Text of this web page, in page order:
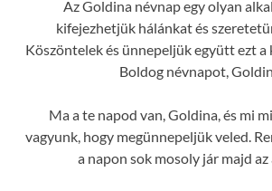
Az Goldina névnap egy olyan
kifejezhetjük hálánkat és
Köszöntelek és ünnepeljük együtt ezt
Boldog névnapot,
Ma a te napod van, Goldina, és mi
vagyunk, hogy megünnepeljük veled.
a napon sok mosoly jár majd